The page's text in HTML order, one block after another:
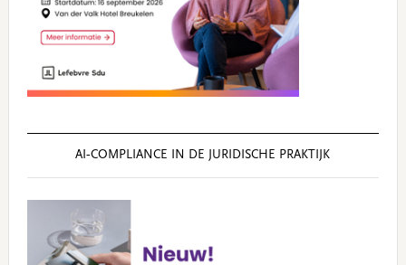
AI‑COMPLIANCE IN DE JURIDISCHE PRAKTIJK